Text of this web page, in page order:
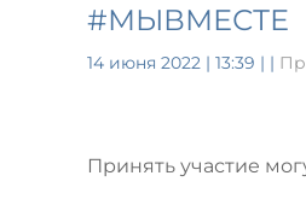
#МЫВМЕСТЕ
14 июня 2022 | 13:39 | |
Принять участие